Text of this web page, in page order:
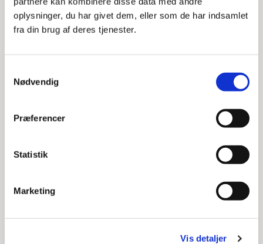
oplysninger, du har givet dem, eller som de har indsamlet
fra din brug af deres tjenester.
Nødvendig
Præferencer
Statistik
Marketing
Vis detaljer
Åbn alle
Privatlivspolitik
Se seneste nyhedsbreve her
Hvis du har brug for råd og vejledning eller ønsker
kontakte vores erhvervskonsulenter på